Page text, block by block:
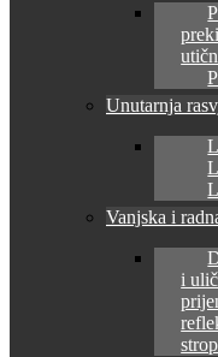
Unutarnja
Vanjska i
i